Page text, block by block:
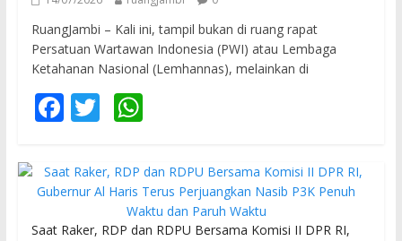
RuangJambi – Kali ini, tampil bukan di ruang rapat
Persatuan Wartawan Indonesia (PWI) atau Lembaga
Ketahanan Nasional (Lemhannas), melainkan di
F
e
b
o
T
itt
er
W
at
s
A
Saat Raker, RDP dan RDPU Bersama Komisi II DPR RI,